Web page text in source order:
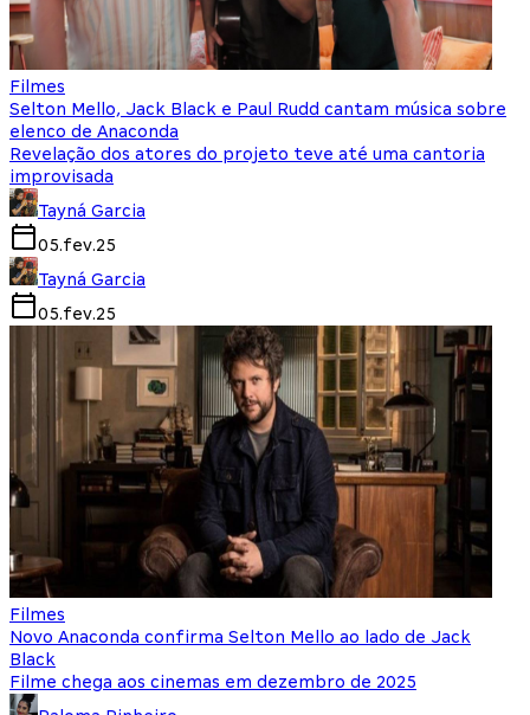
Filmes
Selton Mello, Jack Black e Paul Rudd cantam música sobre
elenco de Anaconda
Revelação dos atores do projeto teve até uma cantoria
improvisada
Tayná Garcia
05.fev.25
Tayná Garcia
05.fev.25
Filmes
Novo Anaconda confirma Selton Mello ao lado de Jack
Black
Filme chega aos cinemas em dezembro de 2025